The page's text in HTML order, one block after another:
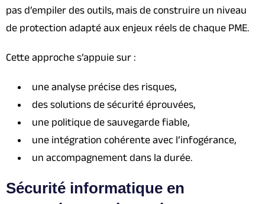
pas d’empiler des outils, mais de construire un niveau
de protection adapté aux enjeux réels de chaque PME.
Cette approche s’appuie sur :
une analyse précise des risques,
des solutions de sécurité éprouvées,
une politique de sauvegarde fiable,
une intégration cohérente avec l’infogérance,
un accompagnement dans la durée.
Sécurité informatique en